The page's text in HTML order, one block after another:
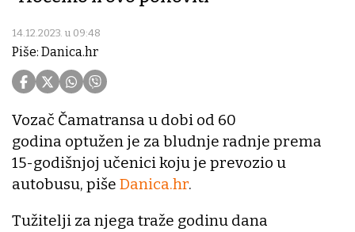
14.12.2023. u 09:48
Piše: Danica.hr
Vozač Čamatransa u dobi od 60
godina optužen je za bludnje radnje prema
15-godišnjoj učenici koju je prevozio u
autobusu, piše Danica.hr.
Tužitelji za njega traže godinu dana